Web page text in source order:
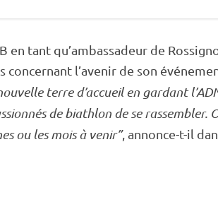
tant qu’ambassadeur de
concernant l’avenir de son
terre d’accueil en gardant
de biathlon de se rassembler.
ou les mois à venir”, annonce-t-il